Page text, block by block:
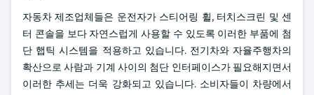
자동차 제조업체들은 운전자가 스티어링 휠, 터치스크린 및 센
터 콘솔을 보다 자연스럽게 사용할 수 있도록 이러한 부품에 첨
단 햅틱 시스템을 적용하고 있습니다. 전기차와 자율주행차의
확산으로 사람과 기계 사이의 첨단 인터페이스가 필요해지면서
이러한 추세는 더욱 강화되고 있습니다. 소비자들이 차량에서